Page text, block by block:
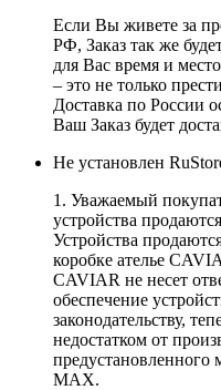
Если Вы живете за
РФ, Заказ так же
для Вас время и
– это не только
Доставка по России
Ваш Заказ будет
Не установлен
1. Уважаемый
устройства
Устройства
коробке ателье
CAVIAR не несет
обеспечение
законодательству,
недостатком от
предустановленного
MAX.